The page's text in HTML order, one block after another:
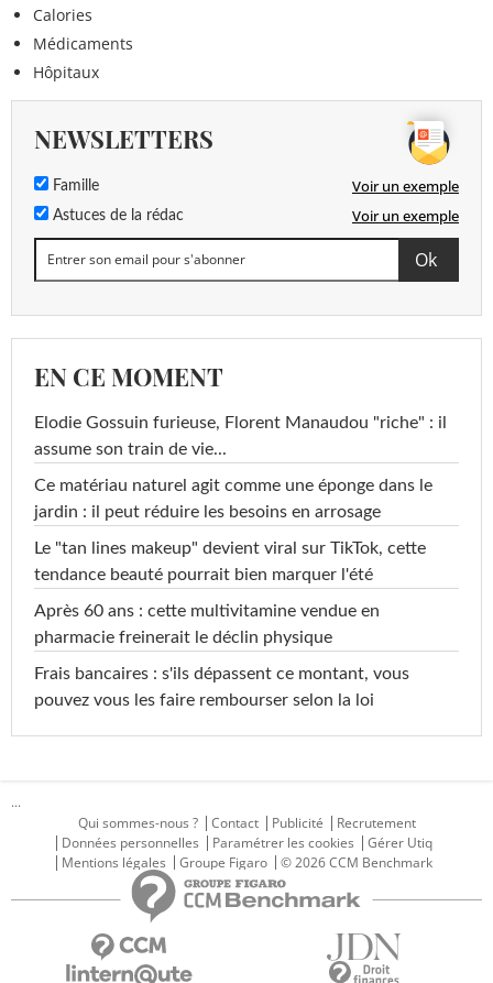
Calories
Médicaments
Hôpitaux
NEWSLETTERS
Famille Voir un exemple
Astuces de la rédac Voir un exemple
EN CE MOMENT
Elodie Gossuin furieuse, Florent Manaudou "riche" : il
assume son train de vie...
Ce matériau naturel agit comme une éponge dans le
jardin : il peut réduire les besoins en arrosage
Le "tan lines makeup" devient viral sur TikTok, cette
tendance beauté pourrait bien marquer l'été
Après 60 ans : cette multivitamine vendue en
pharmacie freinerait le déclin physique
Frais bancaires : s'ils dépassent ce montant, vous
pouvez vous les faire rembourser selon la loi
...
Qui sommes-nous ?
Contact Publicité
Recrutement
Données personnelles
Paramétrer les cookies
Gérer Utiq
Mentions légales
Groupe Figaro © 2026 CCM Benchmark